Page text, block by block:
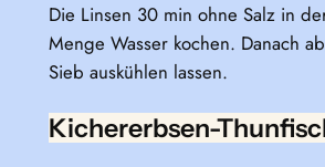
Die Linsen 30 min ohne Salz in
Menge Wasser kochen. Danach
Sieb auskühlen lassen.
Kichererbsen-